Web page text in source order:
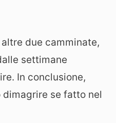
due camminate,
settimane
In conclusione,
se fatto nel